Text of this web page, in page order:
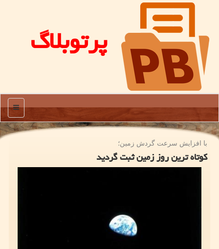
پرتوبلاگ
منو
با افزایش سرعت گردش زمین؛
كوتاه ترین روز زمین ثبت گردید